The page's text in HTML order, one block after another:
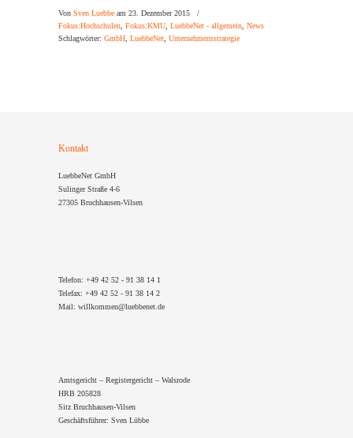
Von Sven Luebbe am 23. Dezember 2015
/
Fokus:Hochschulen, Fokus:KMU, LuebbeNet - allgemein, News
Schlagwörter: GmbH, LuebbeNet, Unternehmensstrategie
Kontakt
LuebbeNet GmbH
Sulinger Straße 4-6
27305 Bruchhausen-Vilsen
Telefon: +49 42 52 - 91 38 14 1
Telefax: +49 42 52 - 91 38 14 2
Mail: willkommen@luebbenet.de
Amtsgericht – Registergericht – Walsrode
HRB 205828
Sitz Bruchhausen-Vilsen
Geschäftsführer: Sven Lübbe